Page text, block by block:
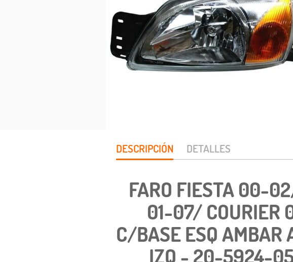
DESCRIPCIÓN DETALLES
FARO FIESTA 00-
01-07/ COURIER
C/BASE ESQ AMBAR
IZQ - 20-5924-